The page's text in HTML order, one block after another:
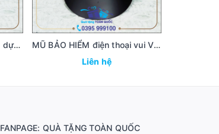
MŨ BẢO HIỂM Vật liệu xây dựng - nón bảo hiểm Vật liệu xây dựng MBH43
MŨ BẢO HIỂM điện thoại vui Vmas - nón bảo hiểm Vmas MBH42
Liên hệ
FANPAGE: QUÀ TẶNG TOÀN QUỐC